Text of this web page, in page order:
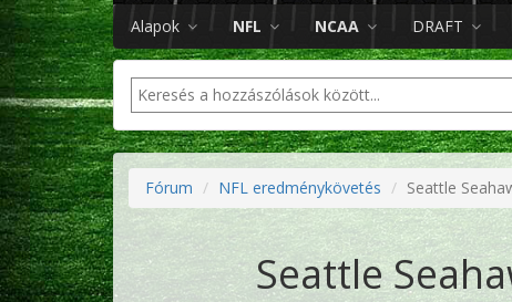
Alapok NFL NCAA DRAFT
Fórum NFL eredménykövetés Seattle
Seattle